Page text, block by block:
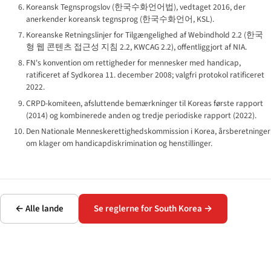
Koreansk Tegnsprogs­lov (한국수화언어법), vedtaget 2016, der
anerkender koreansk tegnsprog (한국수화언어, KSL).
Koreanske Retningslinjer for Tilgængelighed af Webindhold 2.2 (한국
형 웹 콘텐츠 접근성 지침 2.2, KWCAG 2.2), offentliggjort af NIA.
FN's konvention om rettigheder for mennesker med handicap,
ratificeret af Sydkorea 11. december 2008; valgfri protokol ratificeret
2022.
CRPD-komiteen, afsluttende bemærkninger til Koreas første rapport
(2014) og kombinerede anden og tredje periodiske rapport (2022).
Den Nationale Menneskerettigheds­kommission i Korea, årsberetninger
om klager om handicapdiskrimination og henstillinger.
← Alle lande Se reglerne for South Korea →